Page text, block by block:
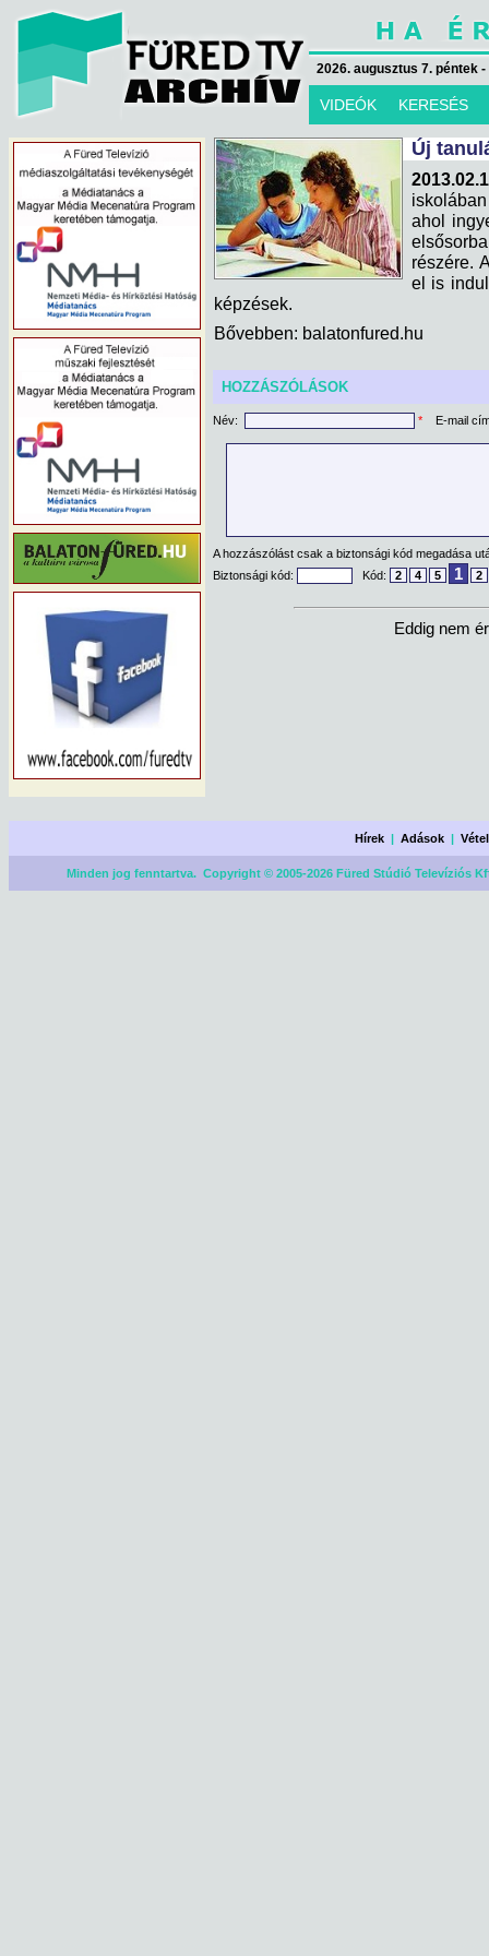
2026. augusztus 7. péntek
VIDEÓK KERESÉS
Új
ahol
részére.
el is
képzések.
Bővebben: balatonfured.hu
HOZZÁSZÓLÁSOK
Név: * E-mail
A hozzászólást csak a biztonsági kód megadása
Biztonsági kód:
Kód: 2 4 5 1 2
Eddig nem
Hírek |Adások |
Minden jog fenntartva. Copyright © 2005-2026 Füred Stúdió Televíziós